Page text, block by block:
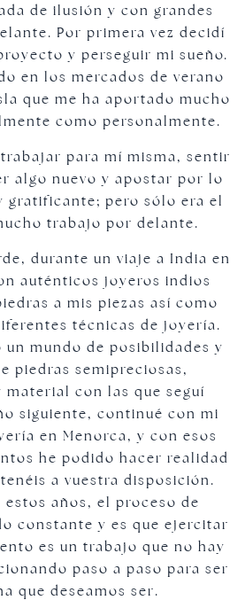
de ilusión y con grandes
Por primera vez decidí
y perseguir mi sueño.
en los mercados de verano
que me ha aportado mucho
como personalmente.
para mí misma, sentir
algo nuevo y apostar por lo
gratificante; pero sólo era el
trabajo por delante.
durante un viaje a India en
auténticos joyeros indios
a mis piezas así como
técnicas de joyería.
un mundo de posibilidades y
piedras semipreciosas,
material con las que seguí
siguiente, continué con mi
en Menorca, y con esos
he podido hacer realidad
a vuestra disposición.
estos años, el proceso de
constante y es que ejercitar
es un trabajo que no hay
paso a paso para ser
que deseamos ser.